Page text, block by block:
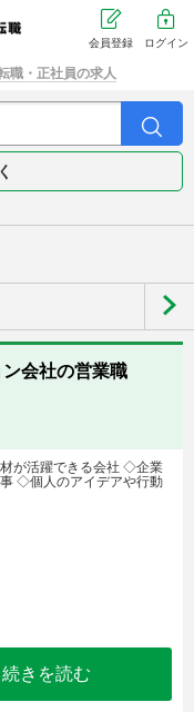
ログイン
会員登録
職・正社員の求人
ン会社の営業職
が活躍できる会社 ◇企業
◇個人のアイデアや行動
続きを読む